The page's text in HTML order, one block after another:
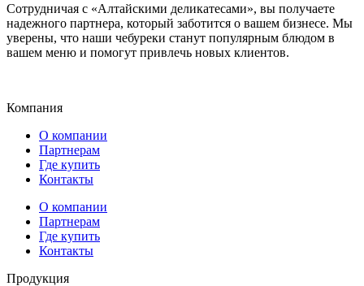
Сотрудничая с «Алтайскими деликатесами», вы получаете
надежного партнера, который заботится о вашем бизнесе. Мы
уверены, что наши чебуреки станут популярным блюдом в
вашем меню и помогут привлечь новых клиентов.
Компания
О компании
Партнерам
Где купить
Контакты
О компании
Партнерам
Где купить
Контакты
Продукция